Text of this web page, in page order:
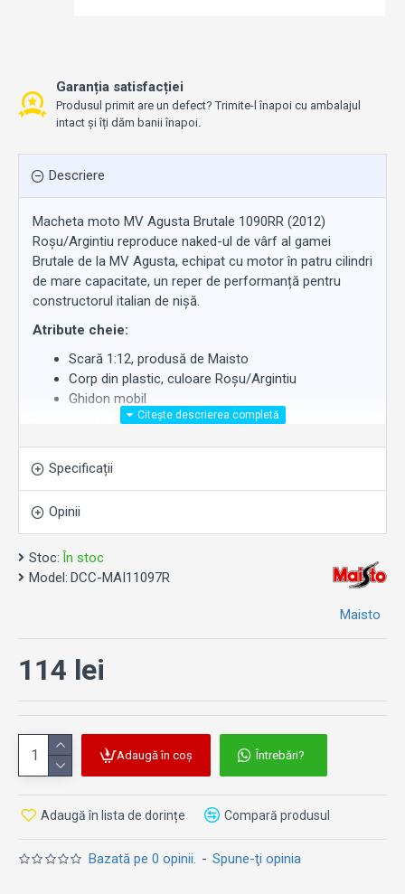
Garanția satisfacției
Produsul primit are un defect? Trimite-l înapoi cu ambalajul
intact și îți dăm banii înapoi.
Descriere
Macheta moto MV Agusta Brutale 1090RR (2012)
Roșu/Argintiu reproduce naked-ul de vârf al gamei
Brutale de la MV Agusta, echipat cu motor în patru cilindri
de mare capacitate, un reper de performanță pentru
constructorul italian de nișă.
Atribute cheie:
Scară 1:12, produsă de Maisto
Corp din plastic, culoare Roșu/Argintiu
Ghidon mobil
Work Motors.
Specificații
Opinii
Stoc: În stoc
Model: DCC-MAI11097R
Maisto
Bazată pe 0 opinii. - Spune-ţi opinia
114 lei
Adaugă în coș Întrebări?
Adaugă în lista de dorințe Compară produsul